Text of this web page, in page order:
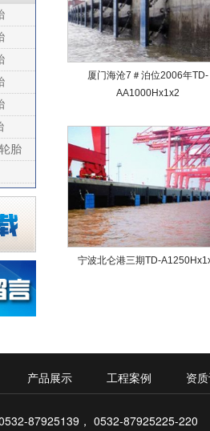
胎
厦门海沧7＃泊位2006年TD-
AA1000Hx1x2
宁波北仑港三期TD-
产品展示 工程案例 资
87925139， 0532-87925225-220